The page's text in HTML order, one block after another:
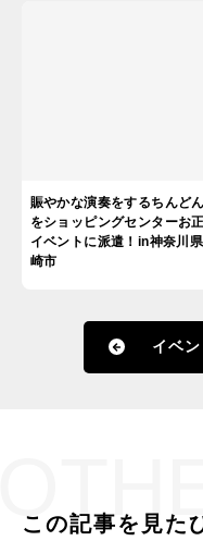
賑やかな演奏をするちんど
をショッピングセンターお
イベントに派遣！in神奈川県
崎市
イベ
この記事を見た